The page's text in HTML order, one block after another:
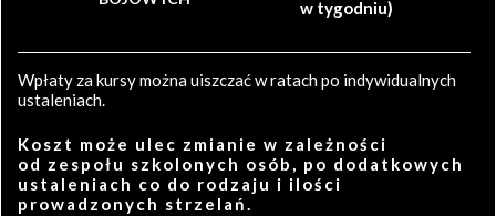
w tygodniu)
Wpłaty za kursy można uiszczać w ratach po indywidualnych
ustaleniach.
Koszt może ulec zmianie w zależności
od zespołu szkolonych osób, po dodatkowych
ustaleniach co do rodzaju i ilości
prowadzonych strzelań.